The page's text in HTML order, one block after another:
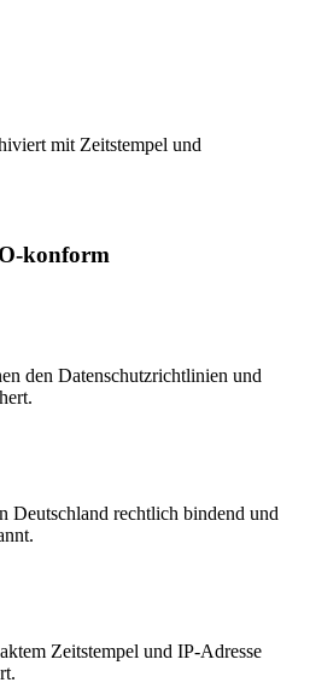
mit Zeitstempel und
konform
den Datenschutzrichtlinien und
Deutschland rechtlich bindend und
Zeitstempel und IP-Adresse